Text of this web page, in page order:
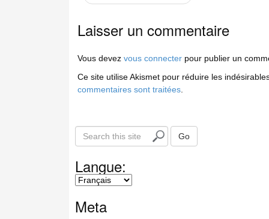
Laisser un commentaire
Vous devez vous connecterpour publier un
Ce site utilise Akismet pour réduire les
commentaires sont traitées.
S
e
c
Go
Langue:
Meta